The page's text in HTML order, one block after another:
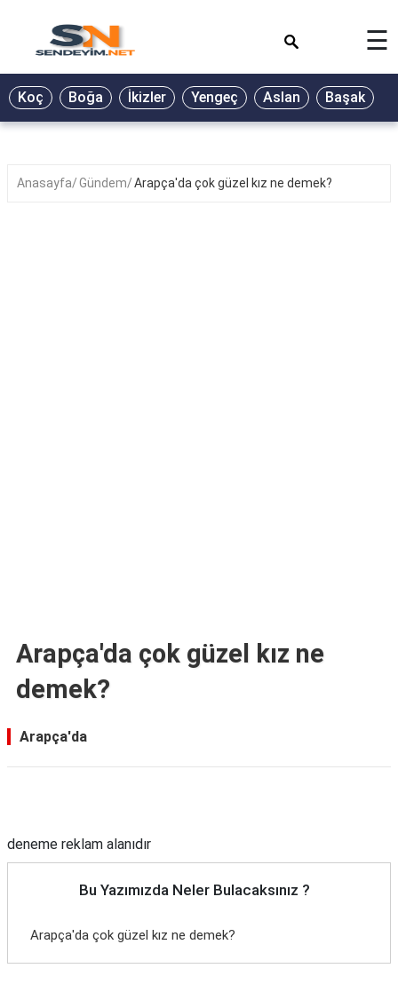
BİYOGRAFİ
GALERİ
☰
Koç Boğa İkizler Yengeç Aslan Başak
Anasayfa Gündem Arapça'da çok güzel kız ne demek?
Arapça'da çok güzel kız ne
demek?
Arapça'da
deneme reklam alanıdır
Bu Yazımızda Neler Bulacaksınız ?
Arapça'da çok güzel kız ne demek?